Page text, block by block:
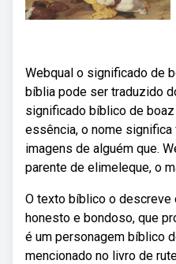
Webqual o significado de
bíblia pode ser traduzido
significado bíblico de
essência, o nome
imagens de alguém que.
parente de elimeleque, o
O texto bíblico o descreve
honesto e bondoso, que
é um personagem bíblico
mencionado no livro de